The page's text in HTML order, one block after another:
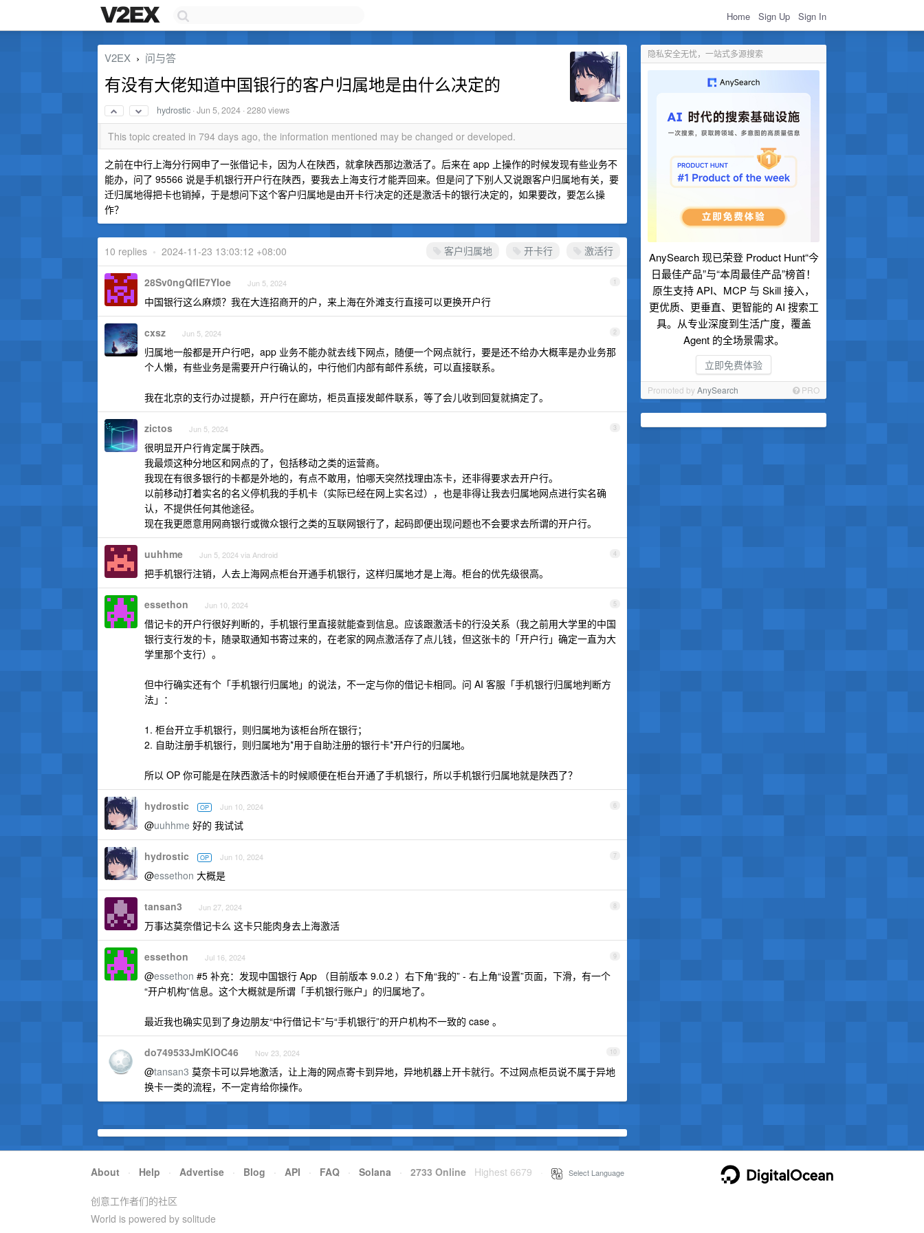
Home Sign Up Sign In
隐私安全无忧，一站式多源搜索
AnySearch 现已荣登 Product Hunt“今
日最佳产品”与“本周最佳产品”榜首！
原生支持 API、MCP 与 Skill 接入，
更优质、更垂直、更智能的 AI 搜索工
具。从专业深度到生活广度，覆盖
Agent 的全场景需求。
立即免费体验
Promoted byAnySearch PRO
V2EX › 问与答
有没有大佬知道中国银行的客户归属地是由什么决定的
hydrostic ·Jun 5, 2024 · 2280 views
This topic created in 794 days ago, the information mentioned may be changed or developed.
之前在中行上海分行网申了一张借记卡，因为人在陕西，就拿陕西那边激活了。后来在 app 上操作的时候发现有些业务不
能办，问了 95566 说是手机银行开户行在陕西，要我去上海支行才能弄回来。但是问了下别人又说跟客户归属地有关，要
迁归属地得把卡也销掉，于是想问下这个客户归属地是由开卡行决定的还是激活卡的银行决定的，如果要改，要怎么操
作？
客户归属地 开卡行 激活行
10 replies • 2024-11-23 13:03:12 +08:00
1
28Sv0ngQfIE7Yloe Jun 5, 2024
中国银行这么麻烦？我在大连招商开的户，来上海在外滩支行直接可以更换开户行
2
cxsz Jun 5, 2024
归属地一般都是开户行吧，app 业务不能办就去线下网点，随便一个网点就行，要是还不给办大概率是办业务那
个人懒，有些业务是需要开户行确认的，中行他们内部有邮件系统，可以直接联系。
我在北京的支行办过提额，开户行在廊坊，柜员直接发邮件联系，等了会儿收到回复就搞定了。
3
zictos Jun 5, 2024
很明显开户行肯定属于陕西。
我最烦这种分地区和网点的了，包括移动之类的运营商。
我现在有很多银行的卡都是外地的，有点不敢用，怕哪天突然找理由冻卡，还非得要求去开户行。
以前移动打着实名的名义停机我的手机卡（实际已经在网上实名过），也是非得让我去归属地网点进行实名确
认，不提供任何其他途径。
现在我更愿意用网商银行或微众银行之类的互联网银行了，起码即便出现问题也不会要求去所谓的开户行。
4
uuhhme Jun 5, 2024 via Android
把手机银行注销，人去上海网点柜台开通手机银行，这样归属地才是上海。柜台的优先级很高。
5
essethon Jun 10, 2024
借记卡的开户行很好判断的，手机银行里直接就能查到信息。应该跟激活卡的行没关系（我之前用大学里的中国
银行支行发的卡，随录取通知书寄过来的，在老家的网点激活存了点儿钱，但这张卡的「开户行」确定一直为大
学里那个支行）。
但中行确实还有个「手机银行归属地」的说法，不一定与你的借记卡相同。问 AI 客服「手机银行归属地判断方
法」：
1. 柜台开立手机银行，则归属地为该柜台所在银行；
2. 自助注册手机银行，则归属地为*用于自助注册的银行卡*开户行的归属地。
所以 OP 你可能是在陕西激活卡的时候顺便在柜台开通了手机银行，所以手机银行归属地就是陕西了？
6
hydrostic OP Jun 10, 2024
@uuhhme 好的 我试试
7
hydrostic OP Jun 10, 2024
@essethon 大概是
8
tansan3 Jun 27, 2024
万事达莫奈借记卡么 这卡只能肉身去上海激活
9
essethon Jul 16, 2024
@essethon #5 补充：发现中国银行 App （目前版本 9.0.2 ）右下角“我的” - 右上角“设置”页面，下滑，有一个
“开户机构”信息。这个大概就是所谓「手机银行账户」的归属地了。
最近我也确实见到了身边朋友“中行借记卡”与“手机银行”的开户机构不一致的 case 。
10
do749533JmKlOC46 Nov 23, 2024
@tansan3 莫奈卡可以异地激活，让上海的网点寄卡到异地，异地机器上开卡就行。不过网点柜员说不属于异地
换卡一类的流程，不一定肯给你操作。
About · Help · Advertise · Blog · API · FAQ · Solana · 2733 Online Highest 6679 Select Language
创意工作者们的社区
World is powered by solitude